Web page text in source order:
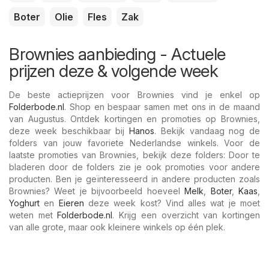
Boter
Olie Fles Zak
Brownies aanbieding - Actuele
prijzen deze & volgende week
De beste actieprijzen voor Brownies vind je enkel op
Folderbode.nl. Shop en bespaar samen met ons in de maand
van Augustus. Ontdek kortingen en promoties op Brownies,
deze week beschikbaar bij Hanos. Bekijk vandaag nog de
folders van jouw favoriete Nederlandse winkels. Voor de
laatste promoties van Brownies, bekijk deze folders: Door te
bladeren door de folders zie je ook promoties voor andere
producten. Ben je geïnteresseerd in andere producten zoals
Brownies? Weet je bijvoorbeeld hoeveelMelk Boter,Kaas
Yoghurt en Eieren deze week kost? Vind alles wat je moet
weten metFolderbode.nl. Krijg een overzicht van kortingen
van alle grote, maar ook kleinere winkels op één plek.